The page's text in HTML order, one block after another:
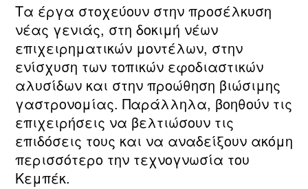
Τα έργα στοχεύουν στην προσέλκυση
νέας γενιάς, στη δοκιμή νέων
επιχειρηματικών μοντέλων, στην
ενίσχυση των τοπικών εφοδιαστικών
αλυσίδων και στην προώθηση βιώσιμης
γαστρονομίας. Παράλληλα, βοηθούν τις
επιχειρήσεις να βελτιώσουν τις
επιδόσεις τους και να αναδείξουν ακόμη
περισσότερο την τεχνογνωσία του
Κεμπέκ.